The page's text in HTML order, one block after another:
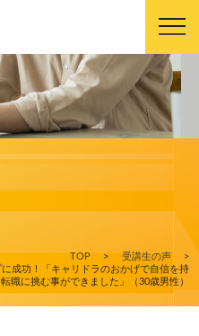
TOP > 受講生の声
>
成功！「キャリドラのおかげで自信を持
職に挑む事ができました」（30歳男性）